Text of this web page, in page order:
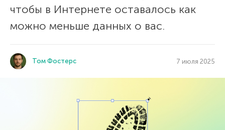
чтобы в Интернете оставалось как
можно меньше данных о вас.
Том Фостерс 7 июля 2025